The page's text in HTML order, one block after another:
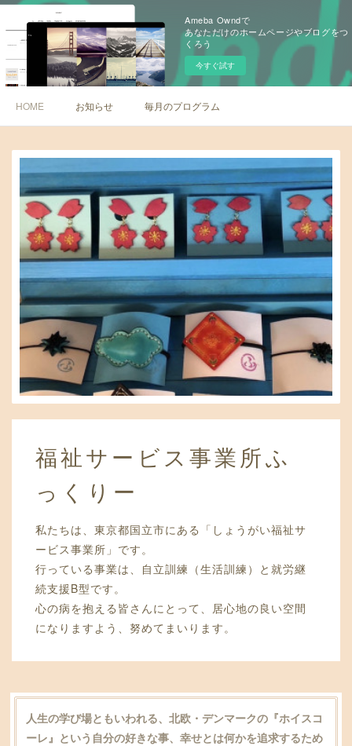
Ameba Owndで
あなただけのホームページやブログをつ
くろう
今すぐ試す
HOME お知らせ 毎月のプログラム
福祉サービス事業所ふ
っくりー
私たちは、東京都国立市にある「しょうがい福祉サ
ービス事業所」です。
行っている事業は、自立訓練（生活訓練）と就労継
続支援B型です。
心の病を抱える皆さんにとって、居心地の良い空間
になりますよう、努めてまいります。
人生の学び場ともいわれる、北欧・デンマークの『ホイスコ
ーレ』という自分の好きな事、幸せとは何かを追求するため